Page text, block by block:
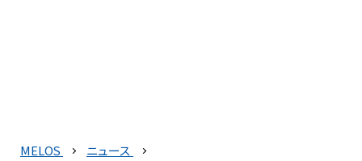
MELOS
ニュース